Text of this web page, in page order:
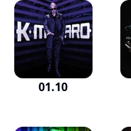
01.10